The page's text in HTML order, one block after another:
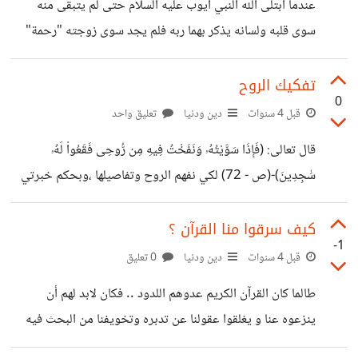
السُّبُلَ فَتَفَرَّقَ بِكُمْ عَن سَبِيلِهِ ۚ ذَٰلِكُمْ وَصَّاكُم بِهِ
عندما ابتلى الله النبي أيوب عليه السلام حتى لم يتبقى منه
سوى قلبه ولسانه يذكر بهما ربه فلم يجد سوى زوجته "رحمة"
وعندما كان نبي الله محمد شابا يتيما فقيرا امنت به "خديجة"
... و عندما كان ابراهيم الخليل مطرودا كانت "سارة" رفيق
رحلته ... وعندما جاء موسى الى البئر هاربا من بطش فرعون
ولولا هؤلاء العظيمات العفيفات ما كان لأزواجهم عبور صحراء
الوحدة بدونهم .. -فزوجة أيوب خدمت الناس وكانت تطبخ
0
تفكيك الروح
قبل 4 سنوات دين ودنيا تعليق واحد
قال تعالى: (فَإِذَا سَوَّيْتُهُۥ وَنَفَخْتُ فِيهِ مِن رُّوحِى فَقَعُواْ لَهُۥ
سَٰجِدِينَ)-(ص - 72) لكي نفهم الروح وتفاصيلها ،وبحكم خبرتي
الطويلة في مجال هندسة الكمبيوتر قمت باسقاط كلمة (نفخ)
الجسم البشري مع جهاز الكمبيوتر نستطيع ان نقترب لمعنى
مادية ( أعضاء) .. - عندما نضع او ننصب نظام التشغيل ( setup
OS) في ذاكرة الكمبيوتر سوف يعمل ويقوم بوظائفه ،وعند مسح
-1
كيف سرقوا منا القرآن ؟
قبل 4 سنوات دين ودنيا
طالما كان القرآن الكريم عدوهم اللدود .. فكان لابد لهم أن
ينزعوه عنا و يغلقوا عقولنا عن تدبره وتخويفنا من البحث فيه
لتحقيق غايتهم .. انتهجوا طرقا ملتوية وحيل شيطانية آتت أكلها